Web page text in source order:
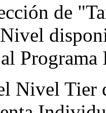
de
Nivel Tier